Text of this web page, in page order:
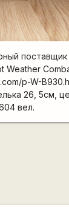
p-W-
26, 5см,
вел.